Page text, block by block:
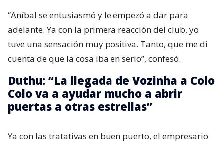
“Aníbal se entusiasmó y le empezó a dar para
adelante. Ya con la primera reacción del club, yo
tuve una sensación muy positiva. Tanto, que me di
cuenta de que la cosa iba en serio”, confesó.
Duthu: “La llegada de Vozinha a Colo
Colo va a ayudar mucho a abrir
puertas a otras estrellas”
Ya con las tratativas en buen puerto, el empresario